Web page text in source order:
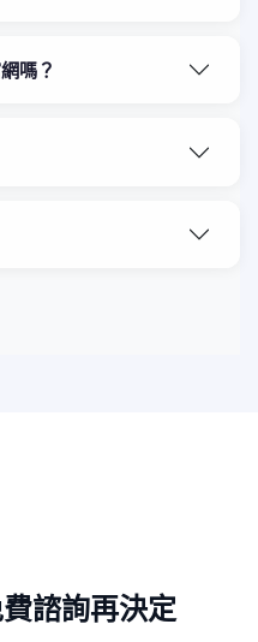
嗎？
諮詢再決定